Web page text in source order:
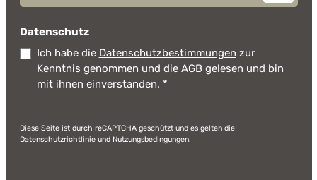
Datenschutz
Ich habe die Datenschutzbestimmungen zur
Kenntnis genommen und die AGB gelesen und bin
mit ihnen einverstanden. *
Diese Seite ist durch reCAPTCHA geschützt und es gelten die
Datenschutzrichtlinieund Nutzungsbedingungen.